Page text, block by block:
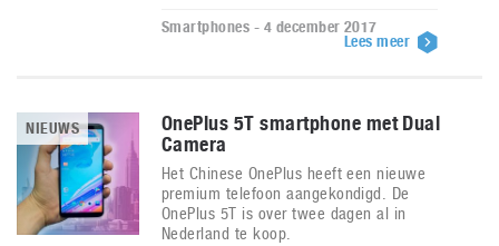
Smartphones - 4 december 2017
Lees meer
NIEUWS
OnePlus 5T smartphone met Dual
Camera
Het Chinese OnePlus heeft een nieuwe
premium telefoon aangekondigd. De
OnePlus 5T is over twee dagen al in
Nederland te koop.